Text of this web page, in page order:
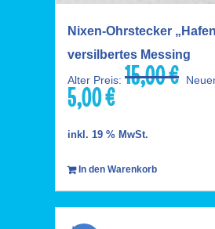
Nixen-Ohrstecker
versilbertes Messing
Alter Preis: 15,00€
5,00€Aktueller
ist:
inkl. 19 % MwSt.
In den Warenkorb